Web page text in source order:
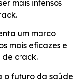
mais intensos
um marco
mais eficazes e
de crack.
o futuro da saúde